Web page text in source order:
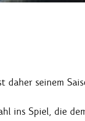
seinem
ins Spiel, die